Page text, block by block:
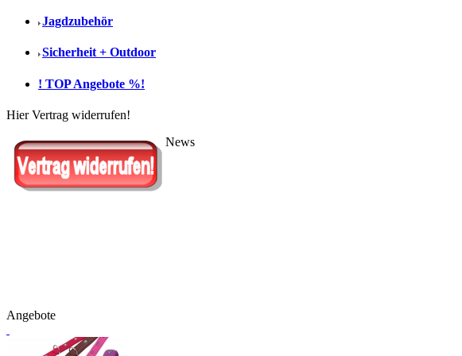
Jagdzubehör
Sicherheit + Outdoor
! TOP Angebote %!
Hier Vertrag widerrufen!
News
Angebote